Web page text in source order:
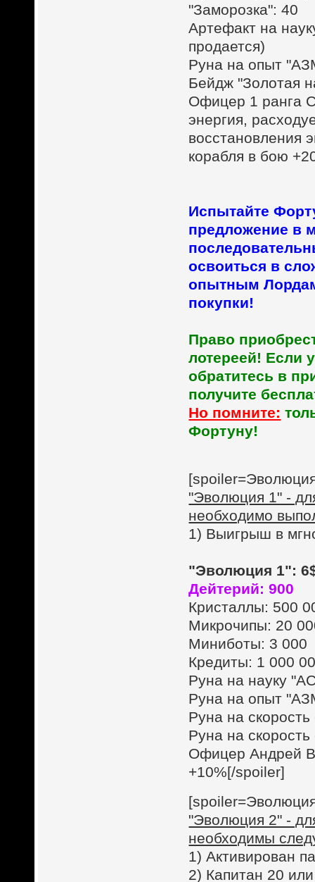
"Заморозка": 40
Артефакт на
продается)
Руна на опыт
Бейдж "Золотая
Офицер 1 ранга
энергия,
восстановления
корабля в бою
Испытайте
предложение в
освоиться в
опытным
покупки!
Право
лотереей! Если
обратитесь в
получите
Но помните:
Фортуну!
"Эволюция 1" -
необходимо
1) Выигрыш в
"Эволюция 1":
Дейтерий: 900
Кристаллы: 500
Микрочипы: 20
Миниботы: 3 000
Кредиты: 1 000
Руна на науку
Руна на опыт
Руна на
Руна на
Офицер Андрей
+10%[/spoiler]
"Эволюция 2" -
необходимы
1) Активирован
2) Капитан 20